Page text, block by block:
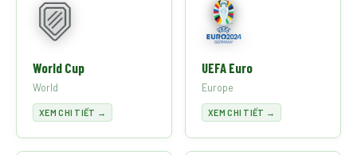
World Cup
World
XEM CHI TIẾT →
UEFA Euro
Europe
XEM CHI TIẾT →